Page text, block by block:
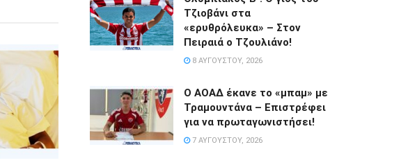
Τζιοβάνι στα
«ερυθρόλευκα» – Στον
Πειραιά ο Τζουλιάνο!
8 ΑΥΓΟΎΣΤΟΥ, 2026
Ο ΑΟΑΔ έκανε το «μπαμ» με
Τραμουντάνα – Επιστρέφει
για να πρωταγωνιστήσει!
7 ΑΥΓΟΎΣΤΟΥ, 2026